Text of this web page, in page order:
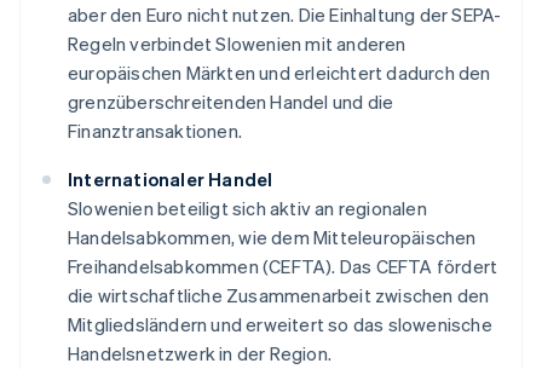
aber den Euro nicht nutzen. Die Einhaltung der SEPA-
Regeln verbindet Slowenien mit anderen
europäischen Märkten und erleichtert dadurch den
grenzüberschreitenden Handel und die
Finanztransaktionen.
Internationaler Handel
Slowenien beteiligt sich aktiv an regionalen
Handelsabkommen, wie dem Mitteleuropäischen
Freihandelsabkommen (CEFTA). Das CEFTA fördert
die wirtschaftliche Zusammenarbeit zwischen den
Mitgliedsländern und erweitert so das slowenische
Handelsnetzwerk in der Region.